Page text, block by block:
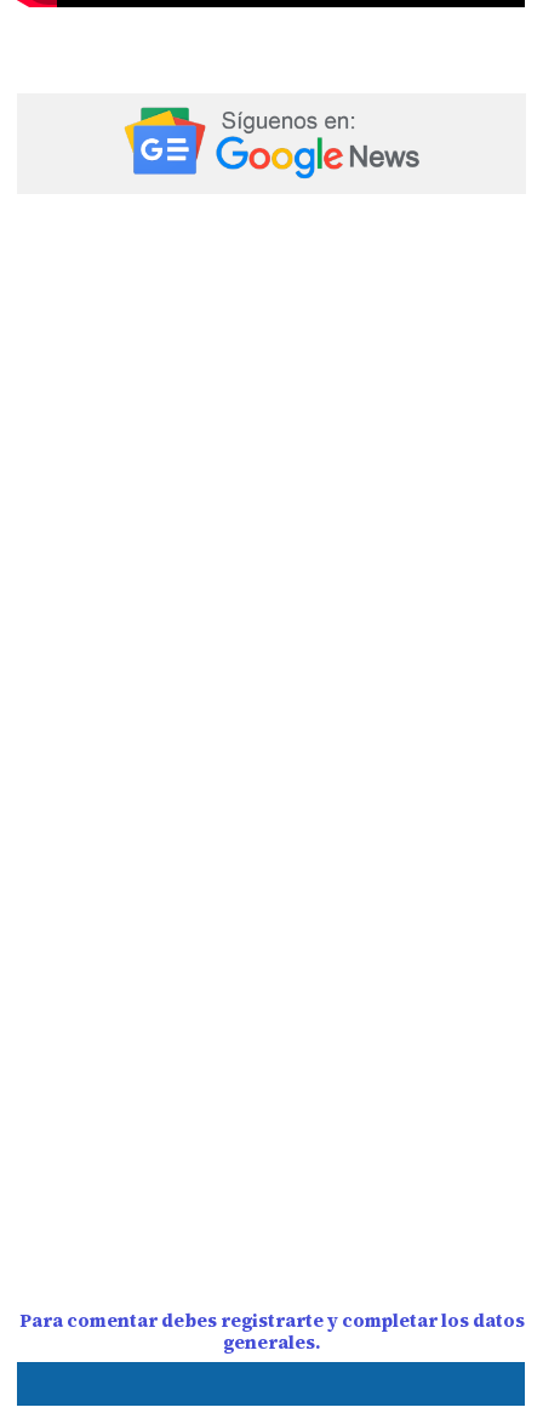
Para comentar debes registrarte y completar los datos
generales.